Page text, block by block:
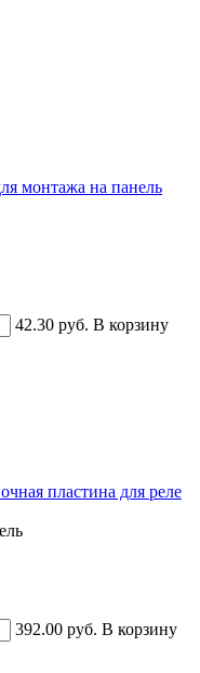
монтажа на панель
42.30 руб. В корзину
пластина для реле
392.00 руб. В корзину